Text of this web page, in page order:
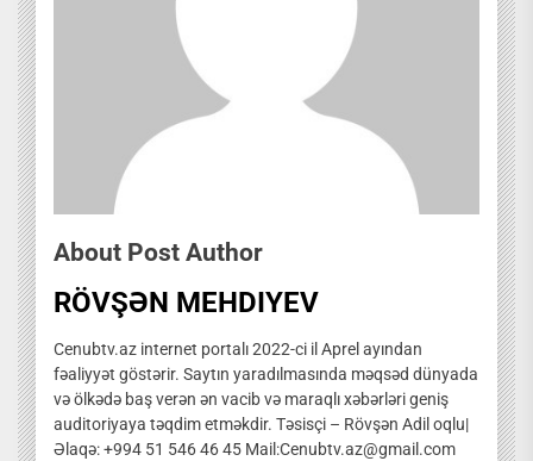
About Post Author
RÖVŞƏN MEHDIYEV
Cenubtv.az internet portalı 2022-ci il Aprel ayından
fəaliyyət göstərir. Saytın yaradılmasında məqsəd dünyada
və ölkədə baş verən ən vacib və maraqlı xəbərləri geniş
auditoriyaya təqdim etməkdir. Təsisçi – Rövşən Adil oqlu|
Əlaqə: +994 51 546 46 45 Mail:Cenubtv.az@gmail.com